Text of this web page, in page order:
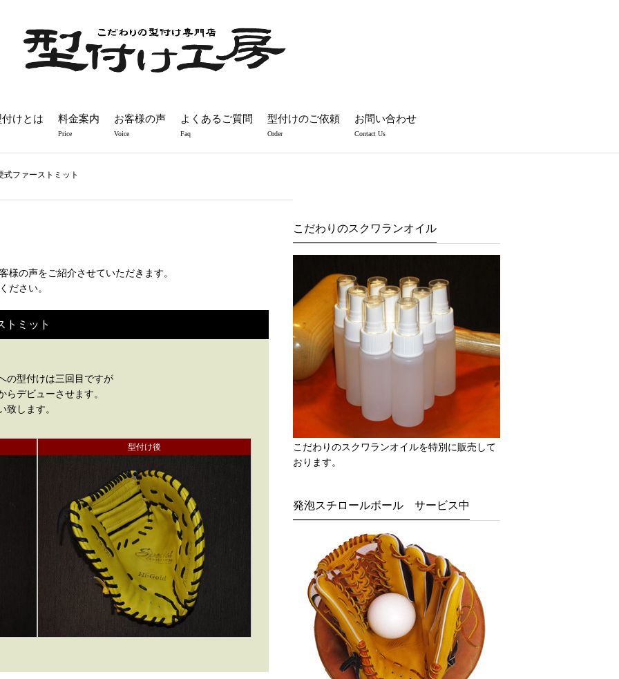
けとは 料金案内
Price
お客様の声
Voice
よくあるご質問
Faq
型付けのご依頼
Order
お問い合わせ
Contact Us
ファーストミット
様の声をご紹介させていただきます。
ださい。
トミット
の型付けは三回目ですが
デビューさせます。
致します。
型付け後
こだわりのスクワランオイル
こだわりのスクワランオイルを特別に販売して
おります。
発泡スチロールボール サービス中